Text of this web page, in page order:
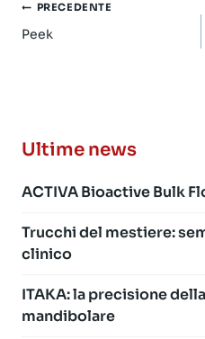
Navigazione
articoli
PRECEDENTE
Peek
Ultime news
ACTIVA Bioactive Bulk
Trucchi del mestiere:
clinico
ITAKA: la precisione
mandibolare